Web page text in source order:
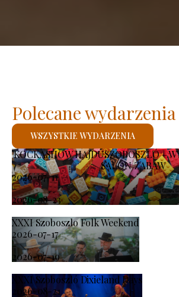
KOCKASHOW HAJDÚSZOBOSZLÓ –
SALON ZABAW
2026-07-11
-
2026-08-23
XXXI Szoboszlo Folk Weekend
2026-07-17
-
2026-07-19
XXXI Szoboszló Dixieland Days
2026-08-21
Polecane wydarzenia
WSZYSTKIE WYDARZENIA